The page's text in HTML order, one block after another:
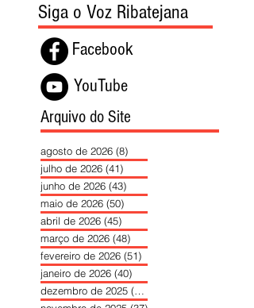
Siga o Voz Ribatejana
Facebook
YouTube
Arquivo do Site
agosto de 2026 (8)
julho de 2026 (41)
junho de 2026 (43)
maio de 2026 (50)
abril de 2026 (45)
março de 2026 (48)
fevereiro de 2026 (51)
janeiro de 2026 (40)
dezembro de 2025 (39)